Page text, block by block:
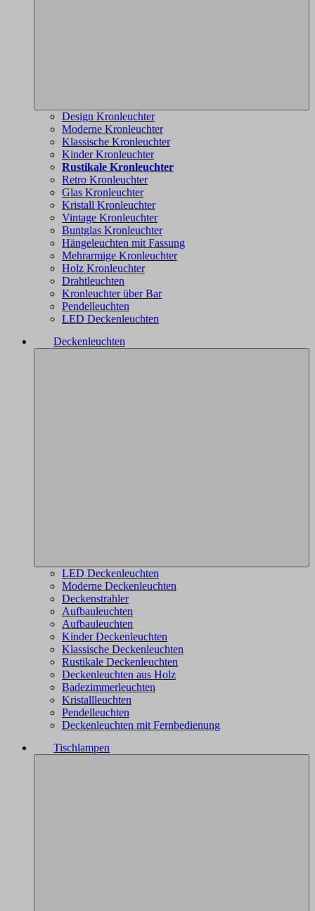
Design Kronleuchter
Moderne Kronleuchter
Klassische Kronleuchter
Kinder Kronleuchter
Rustikale Kronleuchter
Retro Kronleuchter
Glas Kronleuchter
Kristall Kronleuchter
Vintage Kronleuchter
Buntglas Kronleuchter
Hängeleuchten mit Fassung
Mehrarmige Kronleuchter
Holz Kronleuchter
Drahtleuchten
Kronleuchter über Bar
Pendelleuchten
LED Deckenleuchten
Deckenleuchten
LED Deckenleuchten
Moderne Deckenleuchten
Deckenstrahler
Aufbauleuchten
Aufbauleuchten
Kinder Deckenleuchten
Klassische Deckenleuchten
Rustikale Deckenleuchten
Deckenleuchten aus Holz
Badezimmerleuchten
Kristallleuchten
Pendelleuchten
Deckenleuchten mit Fernbedienung
Tischlampen